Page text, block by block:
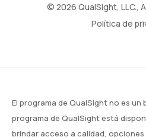
© 2026 QualSight, LLC.,
Política de
El programa de QualSight no es un
programa de QualSight está
brindar acceso a calidad,